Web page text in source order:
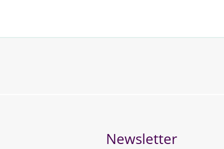
Newsletter